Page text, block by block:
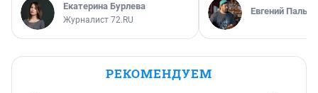
Екатерина Бурлева
Журналист 72.RU
Евгений
РЕКОМЕНДУЕМ